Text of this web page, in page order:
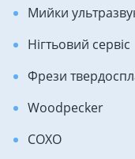
Мийки
Нігтьовий сервіс
Фрези
Woodpecker
COXO